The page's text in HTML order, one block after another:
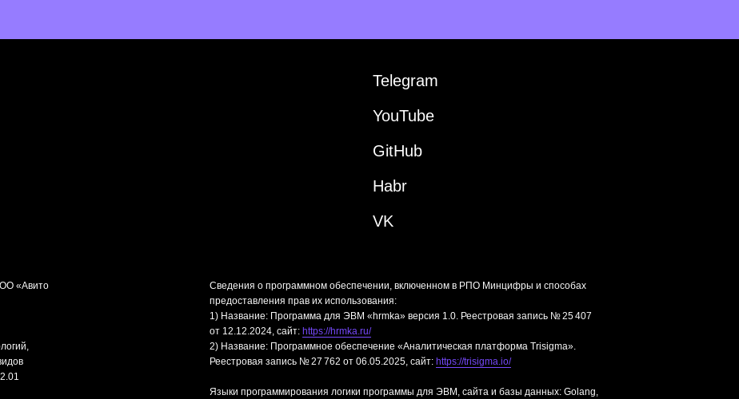
Сведения о программном обеспечении, включенном в РПО Минцифры и способах
предоставления прав их использования:
1) Название: Программа для ЭВМ «hrmka» версия 1.0. Реестровая запись № 25 407
от 12.12.2024, сайт: https://hrmka.ru/
2) Название: Программное обеспечение «Аналитическая платформа Trisigma».
Реестровая запись № 27 762 от 06.05.2025, сайт: https://trisigma.io/
Языки программирования логики программы для ЭВМ, сайта и базы данных: Golang,
«Авито
VK
Telegram
YouTube
GitHub
Habr